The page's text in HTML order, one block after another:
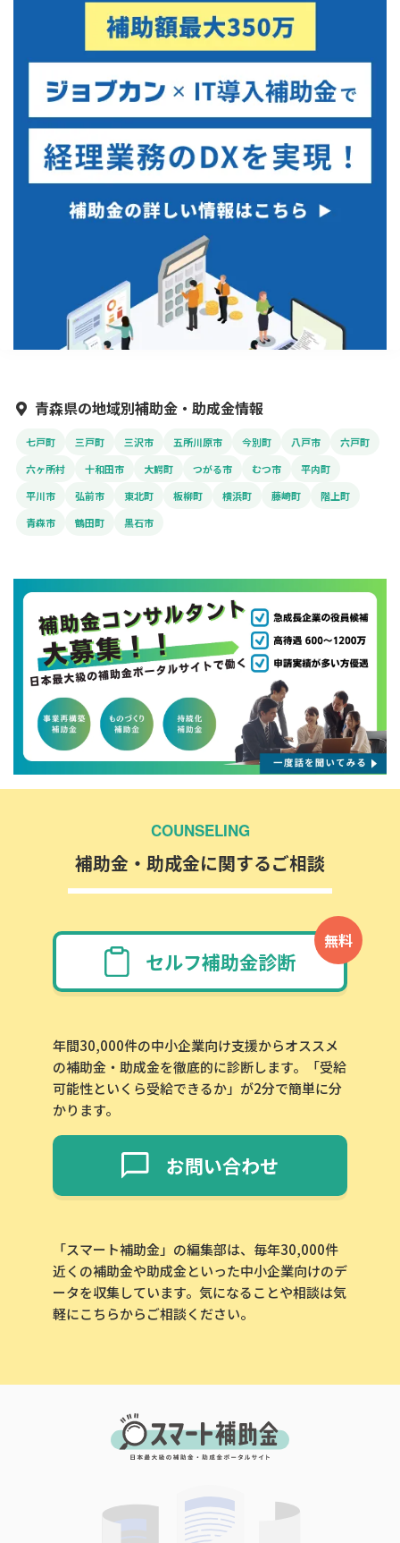
青森県の地域別補助金・助成金情報
七戸町 三戸町 三沢市 五所川原市 今別町 八戸市
六戸町
六ヶ所村
十和田市 大鰐町 つがる市 むつ市
平内町
平川市
弘前市 東北町 板柳町 横浜町 藤崎町
階上町
青森市
鶴田町 黒石市
COUNSELING
補助金・助成金に関するご相談
無料
セルフ補助金診断
年間30,000件の中小企業向け支援からオススメ
の補助金・助成金を徹底的に診断します。「受給
可能性といくら受給できるか」が2分で簡単に分
かります。
お問い合わせ
「スマート補助金」の編集部は、毎年30,000件
近くの補助金や助成金といった中小企業向けのデ
ータを収集しています。気になることや相談は気
軽にこちらからご相談ください。